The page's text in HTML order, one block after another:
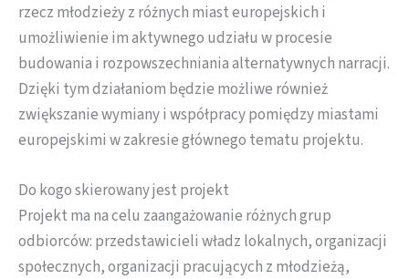
rzecz młodzieży z różnych miast europejskich i
umożliwienie im aktywnego udziału w procesie
budowania i rozpowszechniania alternatywnych narracji.
Dzięki tym działaniom będzie możliwe również
zwiększanie wymiany i współpracy pomiędzy miastami
europejskimi w zakresie głównego tematu projektu.
Do kogo skierowany jest projekt
Projekt ma na celu zaangażowanie różnych grup
odbiorców: przedstawicieli władz lokalnych, organizacji
społecznych, organizacji pracujących z młodzieżą,